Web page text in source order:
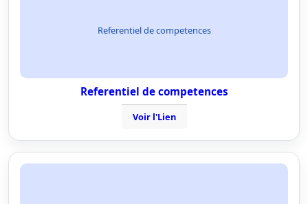
Referentiel de competences
Referentiel de competences
Voir l'Lien